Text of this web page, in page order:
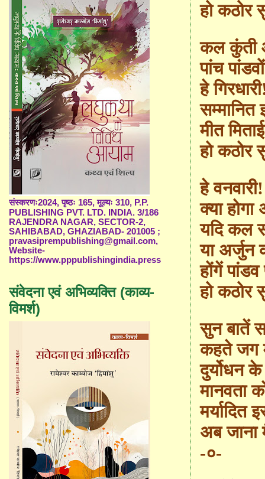
हो कठोर
कल कुंती
पांच
हे
मीत
हो कठोर
हे
क्या
यदि कल
या अर्जुन
होंगें पांडव
हो कठोर
सुन बातें
कहते जग
दुर्योधन
मानवता
मर्यादित
अब जाना
-०-
संस्करणः2024, पृष्ठः 165, मूल्यः 310, P.P.
PUBLISHING PVT. LTD. INDIA. 3/186
RAJENDRA NAGAR, SECTOR-2,
SAHIBABAD, GHAZIABAD- 201005 ;
pravasiprempublishing@gmail.com,
Website-
https://www.pppublishingindia.press
संवेदना एवं अभिव्यक्ति (काव्य-
विमर्श)